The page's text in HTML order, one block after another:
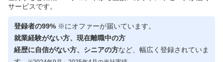
サービスです。
登録者の99% ※にオファーが届いています。
就業経験がない方、現在離職中の方
経歴に自信がない方、シニアの方など、幅広く登録されていま